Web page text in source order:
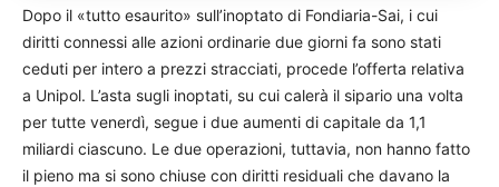
Dopo il «tutto esaurito» sull’inoptato di Fondiaria-Sai, i cui
diritti connessi alle azioni ordinarie due giorni fa sono stati
ceduti per intero a prezzi stracciati, procede l’offerta relativa
a Unipol. L’asta sugli inoptati, su cui calerà il sipario una volta
per tutte venerdì, segue i due aumenti di capitale da 1,1
miliardi ciascuno. Le due operazioni, tuttavia, non hanno fatto
il pieno ma si sono chiuse con diritti residuali che davano la